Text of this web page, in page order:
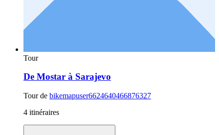
Tour
De Mostar à Sarajevo
Tour de bikemapuser6624640466876327
4 itinéraires